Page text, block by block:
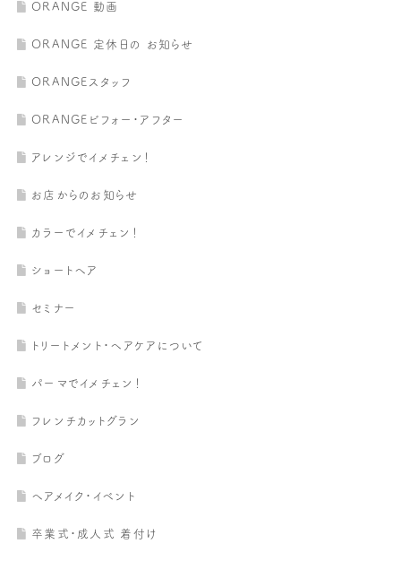
ORANGE 動画
ORANGE 定休日の お知らせ
ORANGEスタッフ
ORANGEビフォー・アフター
アレンジでイメチェン！
お店からのお知らせ
カラーでイメチェン！
ショートヘア
セミナー
トリートメント・ヘアケアについて
パーマでイメチェン！
フレンチカットグラン
ブログ
ヘアメイク・イベント
卒業式・成人式 着付け